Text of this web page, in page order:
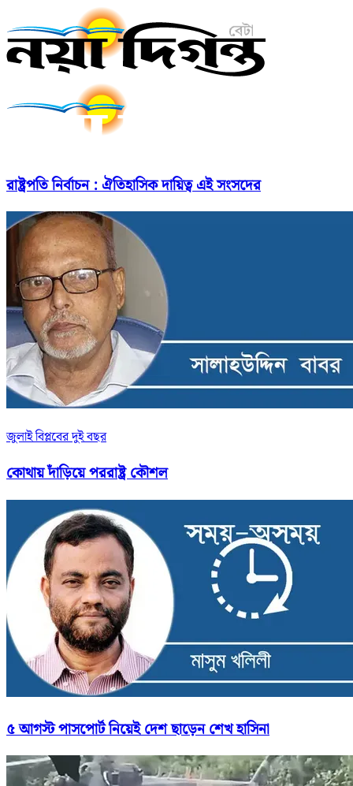
রাষ্ট্রপতি নির্বাচন : ঐতিহাসিক দায়িত্ব এই সংসদের
জুলাই বিপ্লবের দুই বছর
কোথায় দাঁড়িয়ে পররাষ্ট্র কৌশল
৫ আগস্ট পাসপোর্ট নিয়েই দেশ ছাড়েন শেখ হাসিনা